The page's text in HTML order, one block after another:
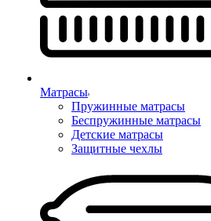
Матрасы
Пружинные матрасы
Беспружинные матрасы
Детские матрасы
Защитные чехлы